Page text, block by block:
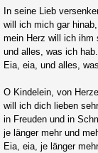
In seine Lieb
will ich mich gar hinab,
mein Herz will ich ihm
und alles, was ich hab.
Eia, eia, und alles,
O Kindelein, von
will ich dich lieben
in Freuden und in
je länger mehr und
Eia, eia, je länger